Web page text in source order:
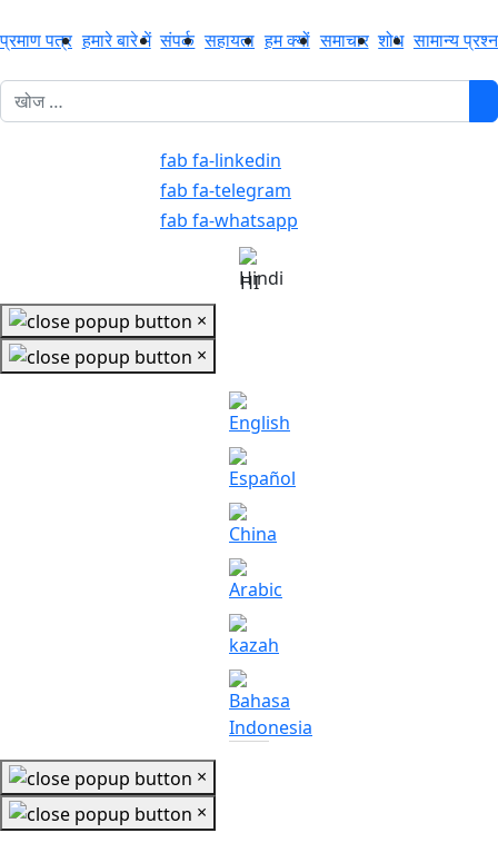
प्रमाण पत्र हमारे बारे में संपर्क सहायता हम क्यों समाचार शोध सामान्य प्रश्न
1
fab fa-linkedin
fab fa-telegram
fab fa-whatsapp
HI
×
×
×
×